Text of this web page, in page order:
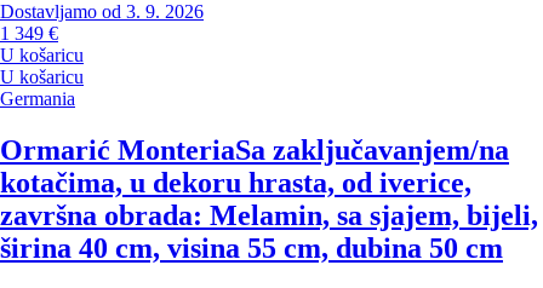
Dostavljamo od 3. 9. 2026
1 349 €
U košaricu
U košaricu
Germania
Ormarić MonteriaSa zaključavanjem/na
kotačima, u dekoru hrasta, od iverice,
završna obrada: Melamin, sa sjajem, bijeli,
širina 40 cm, visina 55 cm, dubina 50 cm